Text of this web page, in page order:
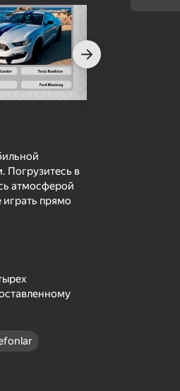
Погрузитесь в
атмосферой
прямо